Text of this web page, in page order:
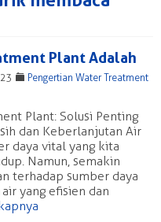
Plant Adalah
F Pengertian Water Treatment
Plant: Solusi Penting
dan Keberlanjutan Air
daya vital yang kita
Namun, semakin
terhadap sumber daya
yang efisien dan